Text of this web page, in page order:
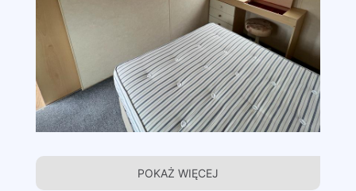
POKAŻ WIĘCEJ